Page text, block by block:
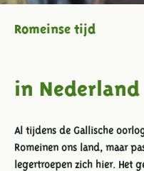
Romeinse tijd
in Nederland
Al tijdens de Gallische
Romeinen ons land, maar
legertroepen zich hier. Het